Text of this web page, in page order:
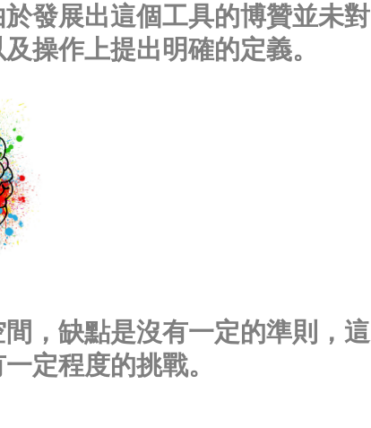
發展出這個工具的博贊並未對
操作上提出明確的定義。
，缺點是沒有一定的準則，這
定程度的挑戰。